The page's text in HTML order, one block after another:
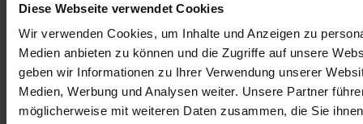
Diese Webseite verwendet Cookies
Wir verwenden Cookies, um Inhalte und Anzeigen zu
Medien anbieten zu können und die Zugriffe auf unsere
geben wir Informationen zu Ihrer Verwendung unserer
Medien, Werbung und Analysen weiter. Unsere Partner
möglicherweise mit weiteren Daten zusammen, die Sie
M0000398
E-Mail an einen Freund
Beschreibung
Beschreibung /BOSNIEN (WM-Team